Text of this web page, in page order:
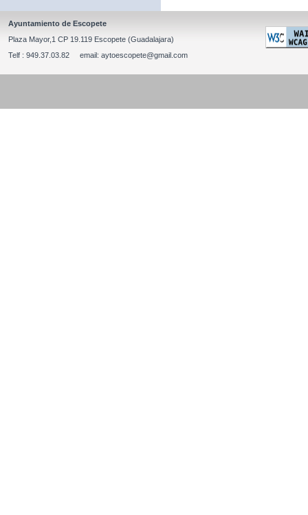
Ayuntamiento de Escopete
Plaza Mayor,1 CP 19.119 Escopete (Guadalajara)
Telf : 949.37.03.82 email: aytoescopete@gmail.com